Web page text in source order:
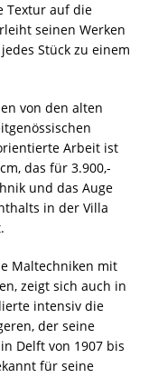
Textur auf die
seinen Werken
Stück zu einem
von den alten
Arbeit ist
das für 3.900,-
und das Auge
in der Villa
Maltechniken mit
zeigt sich auch in
intensiv die
der seine
Delft von 1907 bis
für seine